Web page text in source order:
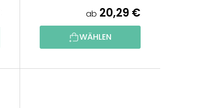
R
U
N
ab 20,29 €
WÄHLEN